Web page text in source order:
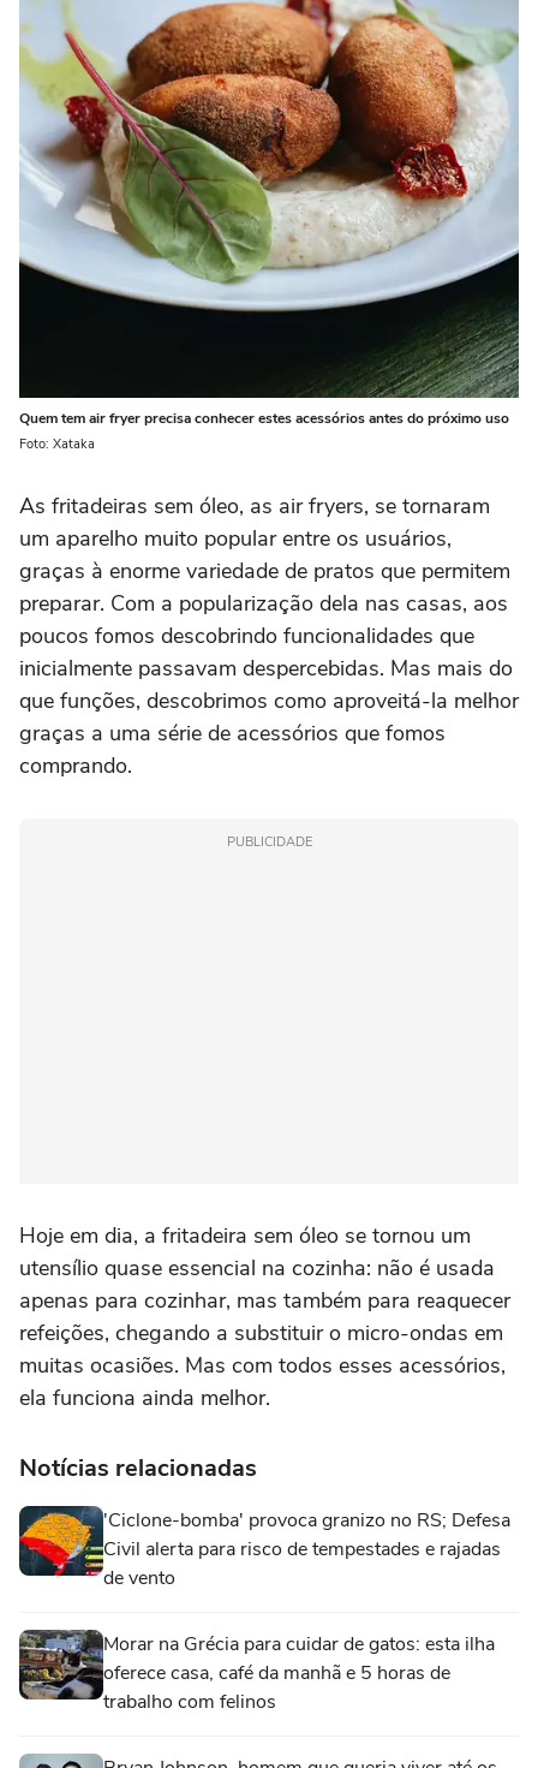
Quem tem air fryer precisa conhecer estes acessórios antes do próximo uso
Foto: Xataka
As fritadeiras sem óleo, as air fryers, se tornaram
um aparelho muito popular entre os usuários,
graças à enorme variedade de pratos que permitem
preparar. Com a popularização dela nas casas, aos
poucos fomos descobrindo funcionalidades que
inicialmente passavam despercebidas. Mas mais do
que funções, descobrimos como aproveitá-la melhor
graças a uma série de acessórios que fomos
comprando.
PUBLICIDADE
Hoje em dia, a fritadeira sem óleo se tornou um
utensílio quase essencial na cozinha: não é usada
apenas para cozinhar, mas também para reaquecer
refeições, chegando a substituir o micro-ondas em
muitas ocasiões. Mas com todos esses acessórios,
ela funciona ainda melhor.
Notícias relacionadas
'Ciclone-bomba' provoca granizo no RS; Defesa
Civil alerta para risco de tempestades e rajadas
de vento
Morar na Grécia para cuidar de gatos: esta ilha
oferece casa, café da manhã e 5 horas de
trabalho com felinos